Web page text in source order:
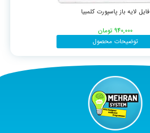
فایل لایه باز پاسپورت کلمبیا
940,000 تومان
توضیحات محصول